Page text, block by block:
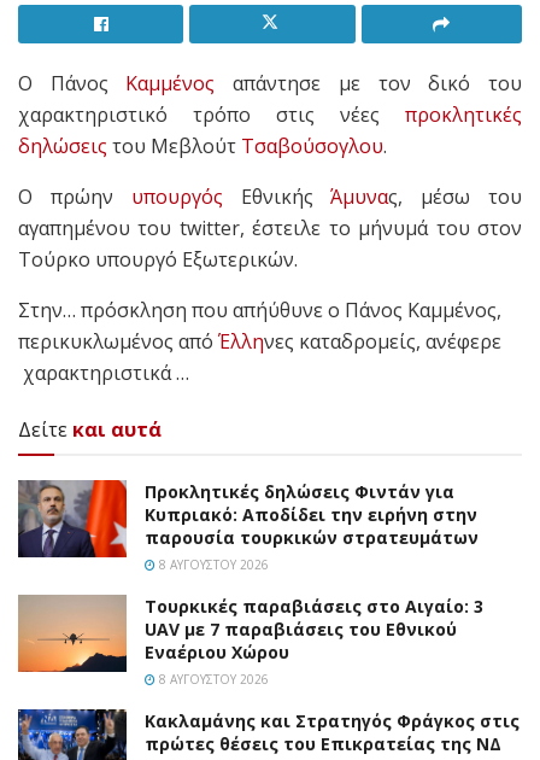
Ο Πάνος Καμμένος απάντησε με τον δικό του
χαρακτηριστικό τρόπο στις νέες προκλητικές
δηλώσεις του Μεβλούτ Τσαβούσογλου.
Ο πρώην υπουργός ΕθνικήςΆμυνας, μέσω του
αγαπημένου του twitter, έστειλε το μήνυμά του στον
Τούρκο υπουργό Εξωτερικών.
Στην… πρόσκληση που απήύθυνε ο Πάνος Καμμένος,
περικυκλωμένος από Έλληνες καταδρομείς, ανέφερε
χαρακτηριστικά …
Δείτε και αυτά
Προκλητικές δηλώσεις Φιντάν για
Κυπριακό: Αποδίδει την ειρήνη στην
παρουσία τουρκικών στρατευμάτων
8 ΑΥΓΟΎΣΤΟΥ 2026
Τουρκικές παραβιάσεις στο Αιγαίο: 3
UAV με 7 παραβιάσεις του Εθνικού
Εναέριου Χώρου
8 ΑΥΓΟΎΣΤΟΥ 2026
Κακλαμάνης και Στρατηγός Φράγκος στις
πρώτες θέσεις του Επικρατείας της ΝΔ